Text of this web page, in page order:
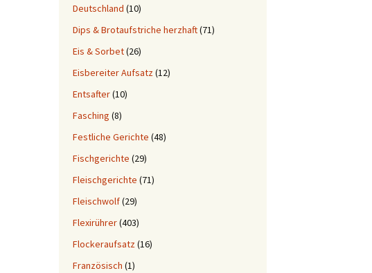
Deutschland (10)
Dips & Brotaufstriche herzhaft(71)
Eis & Sorbet(26)
Eisbereiter Aufsatz(12)
Entsafter(10)
Fasching (8)
Festliche Gerichte (48)
Fischgerichte (29)
Fleischgerichte (71)
Fleischwolf(29)
Flexirührer(403)
Flockeraufsatz(16)
Französisch (1)